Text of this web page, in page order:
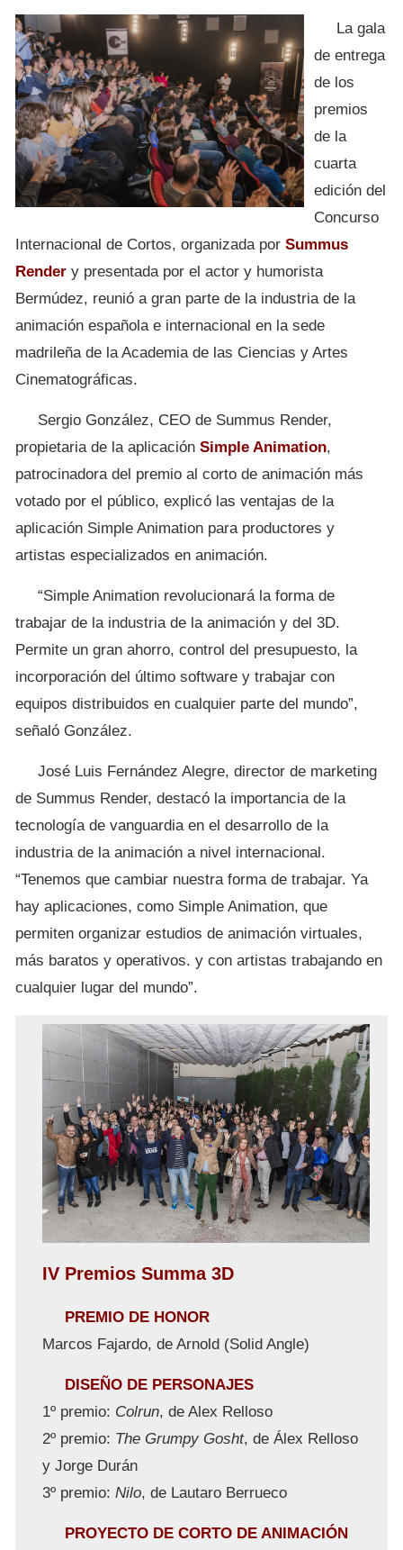
La gala
de entrega
de los
premios
de la
cuarta
edición del
Concurso
Internacional de Cortos, organizada por Summus
Render y presentada por el actor y humorista
Bermúdez, reunió a gran parte de la industria de la
animación española e internacional en la sede
madrileña de la Academia de las Ciencias y Artes
Cinematográficas.
Sergio González, CEO de Summus Render,
propietaria de la aplicación Simple Animation,
patrocinadora del premio al corto de animación más
votado por el público, explicó las ventajas de la
aplicación Simple Animation para productores y
artistas especializados en animación.
“Simple Animation revolucionará la forma de
trabajar de la industria de la animación y del 3D.
Permite un gran ahorro, control del presupuesto, la
incorporación del último software y trabajar con
equipos distribuidos en cualquier parte del mundo”,
señaló González.
José Luis Fernández Alegre, director de marketing
de Summus Render, destacó la importancia de la
tecnología de vanguardia en el desarrollo de la
industria de la animación a nivel internacional.
“Tenemos que cambiar nuestra forma de trabajar. Ya
hay aplicaciones, como Simple Animation, que
permiten organizar estudios de animación virtuales,
más baratos y operativos. y con artistas trabajando en
cualquier lugar del mundo”.
IV Premios Summa 3D
PREMIO DE HONOR
Marcos Fajardo, de Arnold (Solid Angle)
DISEÑO DE PERSONAJES
1º premio: Colrun, de Alex Relloso
2º premio: The Grumpy Gosht, de Álex Relloso
y Jorge Durán
3º premio: Nilo, de Lautaro Berrueco
PROYECTO DE CORTO DE ANIMACIÓN